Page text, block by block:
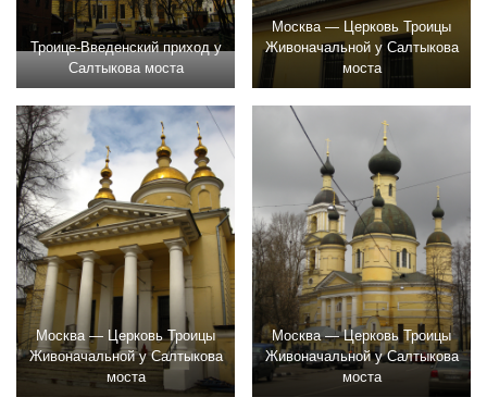
Троице-Введенский приход у
Салтыкова моста
Москва — Церковь Троицы
Живоначальной у Салтыкова
моста
Москва — Церковь Троицы
Живоначальной у Салтыкова
моста
Москва — Церковь Троицы
Живоначальной у Салтыкова
моста